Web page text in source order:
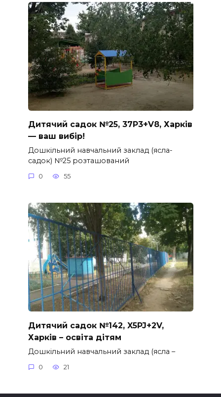
Дитячий садок №25, 37P3+V8, Харків
— ваш вибір!
Дошкільний навчальний заклад (ясла-
садок) №25 розташований
0 55
Дитячий садок №142, X5PJ+2V,
Харків – освіта дітям
Дошкільний навчальний заклад (ясла –
0 21